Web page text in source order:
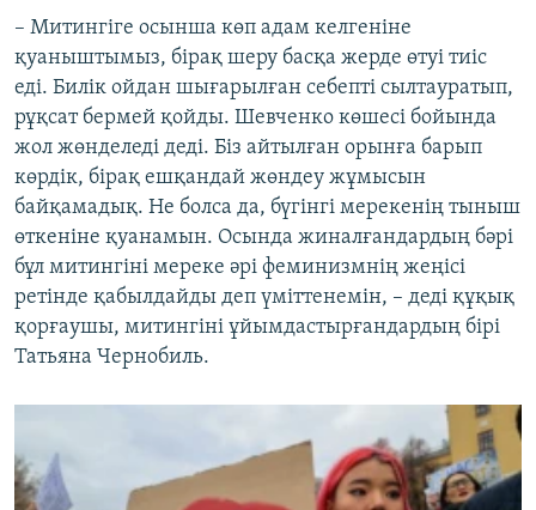
– Митингіге осынша көп адам келгеніне
қуаныштымыз, бірақ шеру басқа жерде өтуі тиіс
еді. Билік ойдан шығарылған себепті сылтауратып,
рұқсат бермей қойды. Шевченко көшесі бойында
жол жөнделеді деді. Біз айтылған орынға барып
көрдік, бірақ ешқандай жөндеу жұмысын
байқамадық. Не болса да, бүгінгі мерекенің тыныш
өткеніне қуанамын. Осында жиналғандардың бәрі
бұл митингіні мереке әрі феминизмнің жеңісі
ретінде қабылдайды деп үміттенемін, – деді құқық
қорғаушы, митингіні ұйымдастырғандардың бірі
Татьяна Чернобиль.